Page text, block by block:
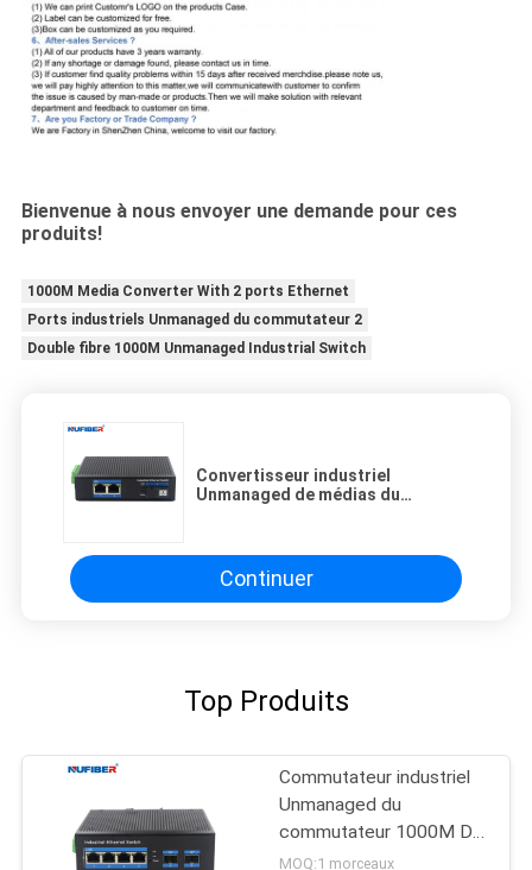
Bienvenue à nous envoyer une demande pour ces
produits!
1000M Media Converter With 2 ports Ethernet
Ports industriels Unmanaged du commutateur 2
Double fibre 1000M Unmanaged Industrial Switch
Convertisseur industriel
Unmanaged de médias du
Continuer
Top Produits
Commutateur industriel
Unmanaged du
commutateur 1000M Din
Rail Ethernet de
MOQ:1 morceaux